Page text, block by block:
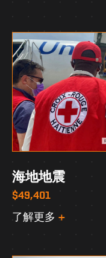
海地地震
$49,401
了解更多